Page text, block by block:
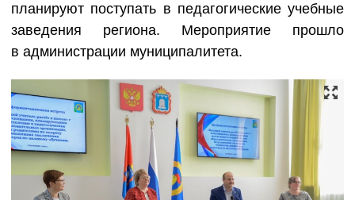
планируют поступать в педагогические учебные
заведения региона. Мероприятие прошло
в администрации муниципалитета.